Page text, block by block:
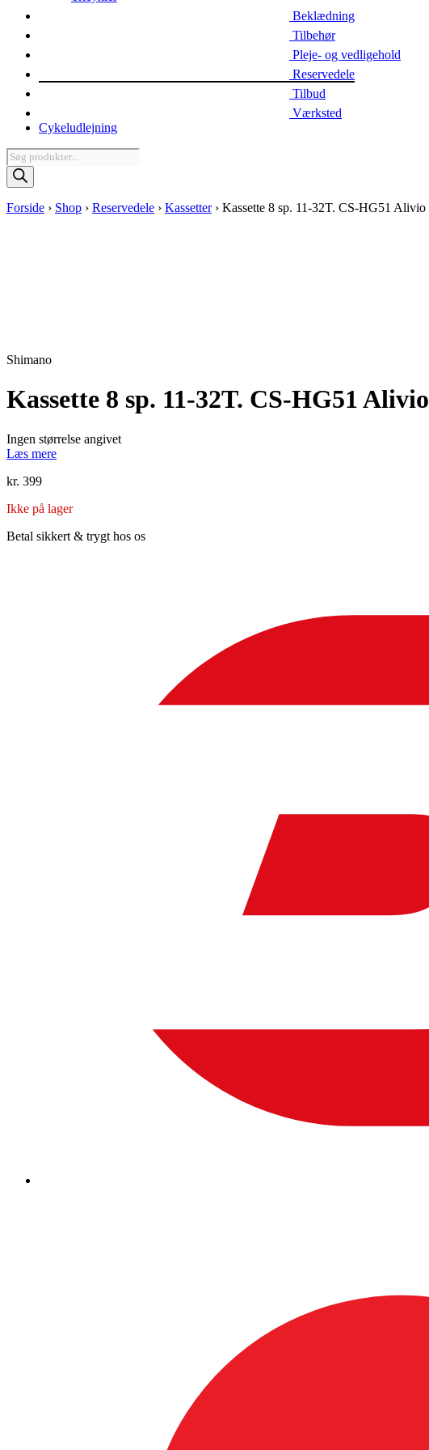
Beklædning
Tilbehør
Pleje- og vedligehold
Reservedele
Tilbud
Værksted
Cykeludlejning
Products
search
Forside › Shop › Reservedele › Kassetter› Kassette 8 sp. 11-32T. CS-HG51 Alivio
Shimano
Kassette 8 sp. 11-32T. CS-HG51 Alivio
Ingen størrelse angivet
Læs mere
kr. 399
Ikke på lager
Betal sikkert & trygt hos os